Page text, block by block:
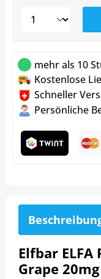
mehr als 10
Kostenlose
Schneller
Persönliche
Elfbar ELFA
Grape 20mg